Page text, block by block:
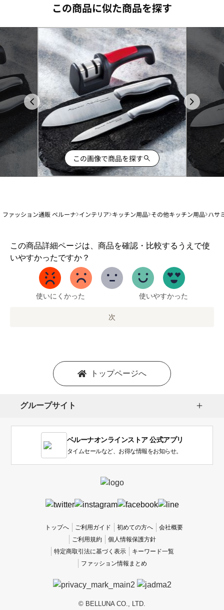
この商品に似た商品を探す
この画像で商品を探す
ファッション通販 ベルーナ インテリア キッチン用品 その他キッチン用品 ハサ
この商品詳細ページは、商品を確認・比較するうえで使
いやすかったですか？
1
か
い
使いにくかった 使いやすかった
次
トップページへ
グループサイト
ベルーナオンラインストア 公式アプリ
タイムセールなど、お得な情報をお知らせ。
トップへ ご利用ガイド 初めての方へ
会社概要
ご利用規約
個人情報保護方針
特定商取引法に基づく表示
キーワード一覧
ファッション情報まとめ
© BELLUNA CO., LTD.